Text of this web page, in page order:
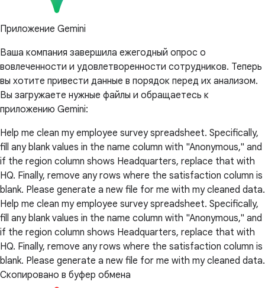
Приложение Gemini
Ваша компания завершила ежегодный опрос о
вовлеченности и удовлетворенности сотрудников. Теперь
вы хотите привести данные в порядок перед их анализом.
Вы загружаете нужные файлы и обращаетесь к
приложению Gemini:
Help me clean my employee survey spreadsheet. Specifically,
fill any blank values in the name column with "Anonymous," and
if the region column shows Headquarters, replace that with
HQ. Finally, remove any rows where the satisfaction column is
blank. Please generate a new file for me with my cleaned data.
Help me clean my employee survey spreadsheet. Specifically,
fill any blank values in the name column with "Anonymous," and
if the region column shows Headquarters, replace that with
HQ. Finally, remove any rows where the satisfaction column is
blank. Please generate a new file for me with my cleaned data.
Скопировано в буфер обмена